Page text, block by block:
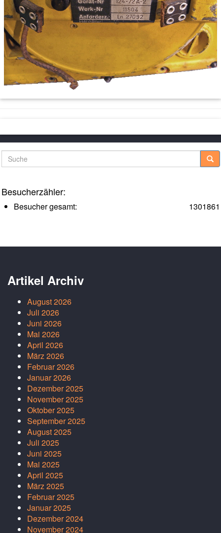
Suche
Besucherzähler:
1301861
Besucher gesamt:
Artikel Archiv
August 2026
Juli 2026
Juni 2026
Mai 2026
April 2026
März 2026
Februar 2026
Januar 2026
Dezember 2025
November 2025
Oktober 2025
September 2025
August 2025
Juli 2025
Juni 2025
Mai 2025
April 2025
März 2025
Februar 2025
Januar 2025
Dezember 2024
November 2024